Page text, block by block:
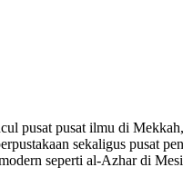
pusat pusat ilmu di
sekaligus pusat
seperti al-Azhar di